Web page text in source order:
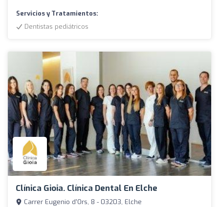
Servicios y Tratamientos:
Dentistas pediátricos
Clínica Gioia. Clínica Dental En Elche
Carrer Eugenio d'Ors, 8 - 03203, Elche